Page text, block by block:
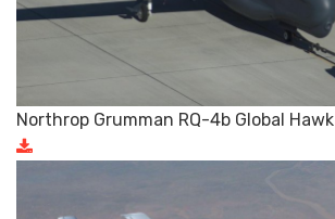
Northrop Grumman RQ-4b Global Hawk